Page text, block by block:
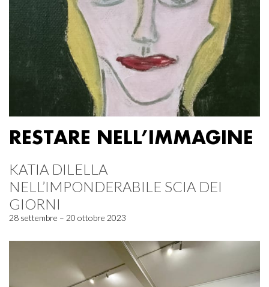
RESTARE NELL’IMMAGINE
KATIA DILELLA
NELL’IMPONDERABILE SCIA DEI
GIORNI
28 settembre – 20 ottobre 2023